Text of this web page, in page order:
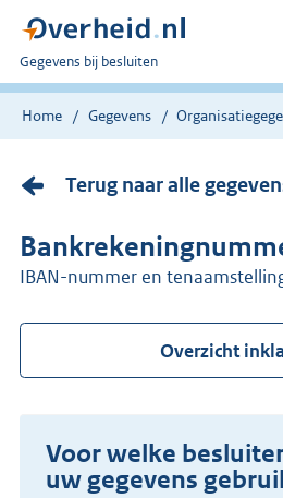
U
bent
nu
Gegevens bij besluiten
Home Gegevens
Terug naar alle
IBAN-nummer en
Overzicht
Voor welke
uw gegevens